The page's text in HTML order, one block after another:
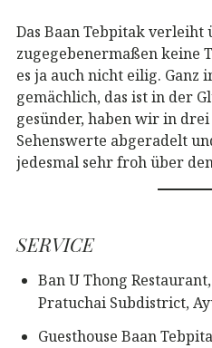
Das Baan Tebpitak verleiht
zugegebenermaßen keine
es ja auch nicht eilig. Ganz
gemächlich, das ist in der
gesünder, haben wir in drei
Sehenswerte abgeradelt
jedesmal sehr froh über
SERVICE
Ban U Thong
Pratuchai Subdistrict,
Guesthouse Baan